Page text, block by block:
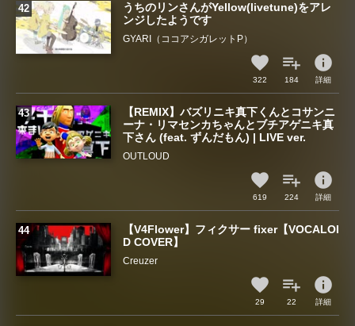
うちのリンさんがYellow(livetune)をアレ
ンジしたようです
GYARI（ココアシガレットP）
322 184
info
詳細
【REMIX】バズリニキ真下くんとコサンニ
ーナ・リマセンカちゃんとブチアゲニキ真
下さん (feat. ずんだもん) | LIVE ver.
OUTLOUD
619 224
info
詳細
【V4Flower】フィクサー fixer【VOCALOI
D COVER】
Creuzer
29 22
info
詳細